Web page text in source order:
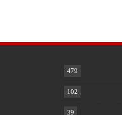
479
102
39